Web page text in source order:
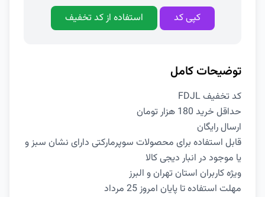
کپی کد استفاده از کد تخفیف
توضیحات کامل
کد تخفیف FDJL
حداقل خرید 180 هزار تومان
ارسال رایگان
قابل استفاده برای محصولات سوپرمارکتی دارای نشان سبز و
یا موجود در انبار دیجی کالا
ویژه کاربران استان تهران و البرز
مهلت استفاده تا پایان امروز 25 مرداد